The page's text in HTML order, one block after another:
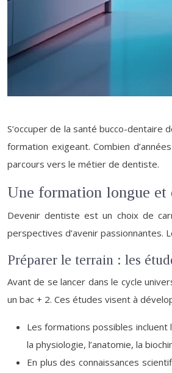
S’occuper de la santé bucco-
formation exigeant. Combien
parcours vers le métier de dentiste.
Une formation longue et
Devenir dentiste est un choix de
perspectives d’avenir passionnantes.
Préparer le terrain : les
Avant de se lancer dans le cycle
un bac + 2. Ces études visent à
Les formations possibles incluent
la physiologie, l’anatomie, la
En plus des connaissances